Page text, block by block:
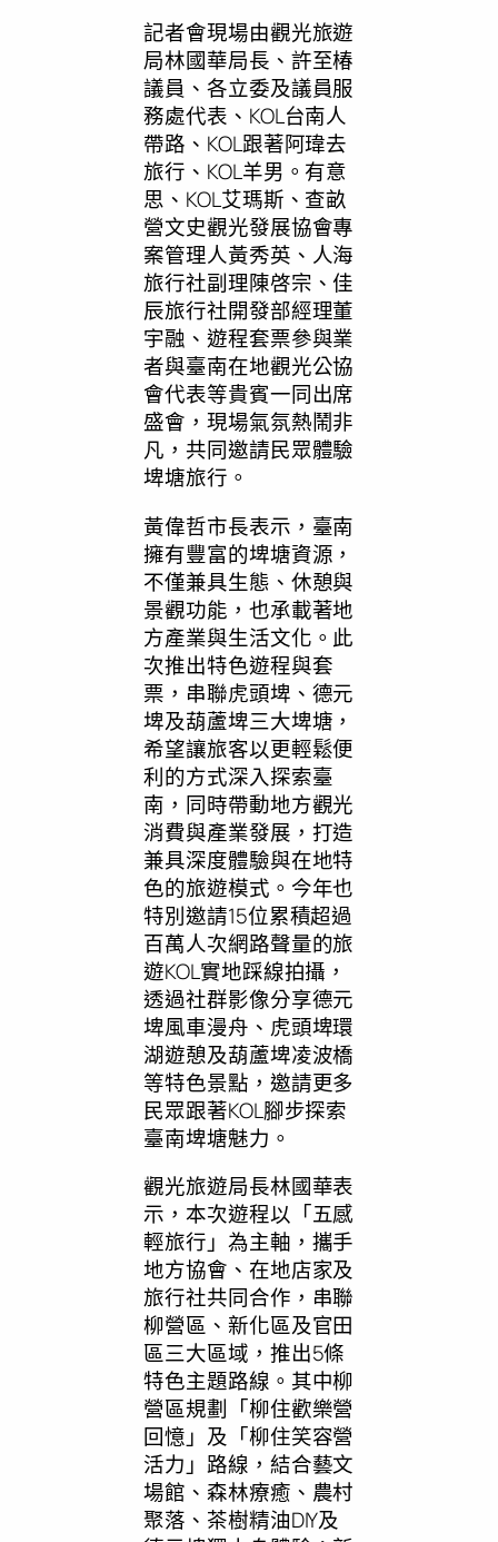
記者會現場由觀光旅遊
局林國華局長、許至椿
議員、各立委及議員服
務處代表、KOL台南人
帶路、KOL跟著阿瑋去
旅行、KOL羊男。有意
思、KOL艾瑪斯、查畝
營文史觀光發展協會專
案管理人黃秀英、人海
旅行社副理陳啓宗、佳
辰旅行社開發部經理董
宇融、遊程套票參與業
者與臺南在地觀光公協
會代表等貴賓一同出席
盛會，現場氣氛熱鬧非
凡，共同邀請民眾體驗
埤塘旅行。
黃偉哲市長表示，臺南
擁有豐富的埤塘資源，
不僅兼具生態、休憩與
景觀功能，也承載著地
方產業與生活文化。此
次推出特色遊程與套
票，串聯虎頭埤、德元
埤及葫蘆埤三大埤塘，
希望讓旅客以更輕鬆便
利的方式深入探索臺
南，同時帶動地方觀光
消費與產業發展，打造
兼具深度體驗與在地特
色的旅遊模式。今年也
特別邀請15位累積超過
百萬人次網路聲量的旅
遊KOL實地踩線拍攝，
透過社群影像分享德元
埤風車漫舟、虎頭埤環
湖遊憩及葫蘆埤凌波橋
等特色景點，邀請更多
民眾跟著KOL腳步探索
臺南埤塘魅力。
觀光旅遊局長林國華表
示，本次遊程以「五感
輕旅行」為主軸，攜手
地方協會、在地店家及
旅行社共同合作，串聯
柳營區、新化區及官田
區三大區域，推出5條
特色主題路線。其中柳
營區規劃「柳住歡樂營
回憶」及「柳住笑容營
活力」路線，結合藝文
場館、森林療癒、農村
聚落、茶樹精油DIY及